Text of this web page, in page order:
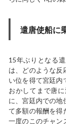
遣唐使船に
15年ぶりとなる
は、どのような反
い位を得て宮廷内
おかしてまで唐
に、宮廷内での地
て多額の報酬を得
一度のこのチャン